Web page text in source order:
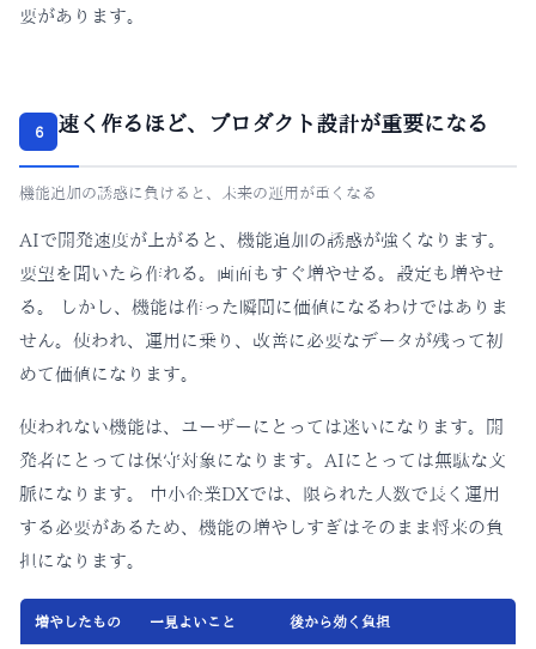
要があります。
6 速く作るほど、プロダクト設計が重要になる
機能追加の誘惑に負けると、未来の運用が重くなる
AIで開発速度が上がると、機能追加の誘惑が強くなります。
要望を聞いたら作れる。画面もすぐ増やせる。設定も増やせ
る。 しかし、機能は作った瞬間に価値になるわけではありま
せん。使われ、運用に乗り、改善に必要なデータが残って初
めて価値になります。
使われない機能は、ユーザーにとっては迷いになります。開
発者にとっては保守対象になります。AIにとっては無駄な文
脈になります。 中小企業DXでは、限られた人数で長く運用
する必要があるため、機能の増やしすぎはそのまま将来の負
担になります。
増やしたもの 一見よいこと 後から効く負担